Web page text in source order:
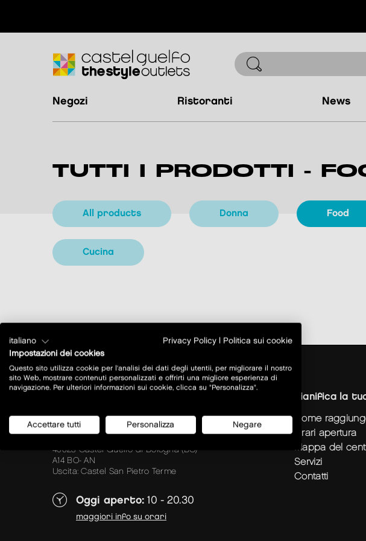
negozi ristoranti news
TUTTI I PRODOTTI -
all products donna food
cucina
40023 Castel Guelfo di Bologna (BO)
A14 BO- AN
Uscita: Castel San Pietro Terme
Oggi aperto: 10 - 20.30
maggiori info su orari
pianifica la
come
orari apertura
mappa del
servizi
contatti
italiano Privacy Policy
Politica sui cookie
Impostazioni dei cookies
Questo sito utilizza cookie per l'analisi dei dati degli utentii, per migliorare il nostro
sito Web, mostrare contenuti personalizzati e offrirti una migliore esperienza di
navigazione. Per ulteriori informazioni sui cookie, clicca su "Personalizza".
Accettare tutti Personalizza Negare